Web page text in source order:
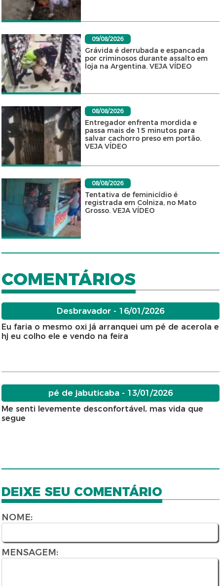
09/08/2026
Grávida é derrubada e espancada
por criminosos durante assalto em
loja na Argentina. VEJA VÍDEO
08/08/2026
Entregador enfrenta mordida e
passa mais de 15 minutos para
salvar cachorro preso em portão.
VEJA VÍDEO
08/08/2026
Tentativa de feminicídio é
registrada em Colniza, no Mato
Grosso. VEJA VÍDEO
COMENTÁRIOS
Desbravador - 16/01/2026
Eu faria o mesmo oxi já arranquei um pé de acerola e
hj eu colho ele e vendo na feira
pé de jabuticaba - 13/01/2026
Me senti levemente desconfortável, mas vida que
segue
DEIXE SEU COMENTÁRIO
NOME:
MENSAGEM: